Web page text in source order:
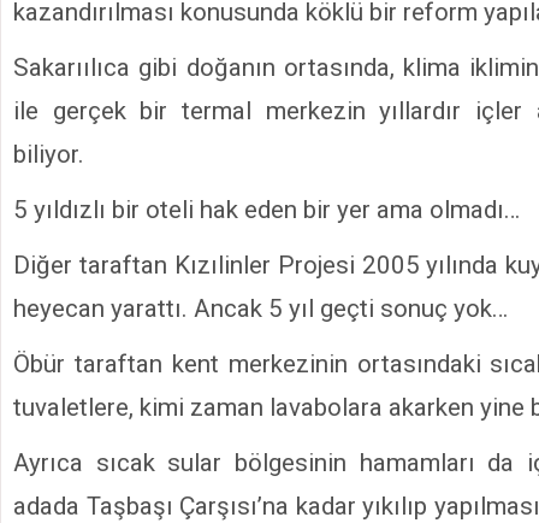
kazandırılması konusunda köklü bir reform
Sakarıılıca gibi doğanın ortasında, klima
ile gerçek bir termal merkezin yıllardır içler
biliyor.
5 yıldızlı bir oteli hak eden bir yer ama olmadı…
Diğer taraftan Kızılinler Projesi 2005 yılında
heyecan yarattı. Ancak 5 yıl geçti sonuç yok…
Öbür taraftan kent merkezinin ortasındaki
tuvaletlere, kimi zaman lavabolara akarken yine
Ayrıca sıcak sular bölgesinin hamamları da
adada Taşbaşı Çarşısı’na kadar yıkılıp